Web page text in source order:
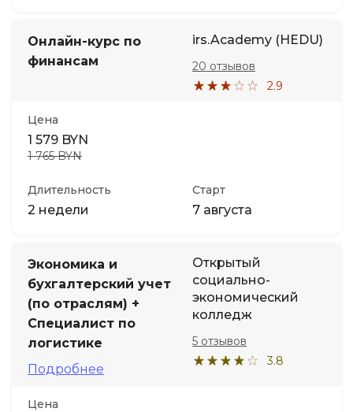
Онлайн-курс по
финансам
irs.Academy (HEDU)
2.9
20 отзывов
Цена
1 579 BYN
1 765 BYN
Длительность
2 недели
Старт
7 августа
Экономика и
бухгалтерский учет
(по отраслям) +
Специалист по
логистике
Подробнее
Открытый
социально-
экономический
колледж
3.8
5 отзывов
Цена